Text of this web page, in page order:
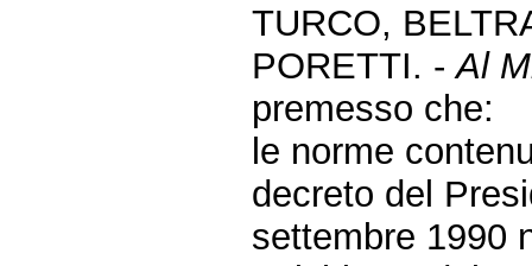
TURCO,
PORETTI. -Al
premesso che:
le norme
decreto del
settembre 1990